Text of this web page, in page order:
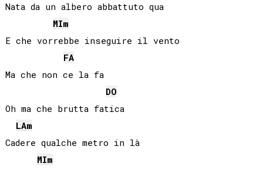
Nata da un albero abbattuto qua
MIm
E che vorrebbe inseguire il vento
FA
Ma che non ce la fa
DO
Oh ma che brutta fatica
LAm
Cadere qualche metro in là
MIm